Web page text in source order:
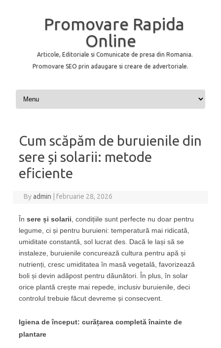
Promovare Rapida
Online
Articole, Editoriale si Comunicate de presa din Romania.
Promovare SEO prin adaugare si creare de advertoriale.
Skip to content
Cum scăpăm de buruienile din
sere și solarii: metode
eficiente
Byadmin februarie 28, 2026
În sere și solarii , condițiile sunt perfecte nu doar pentru
legume, ci și pentru buruieni: temperatură mai ridicată,
umiditate constantă, sol lucrat des. Dacă le lași să se
instaleze, buruienile concurează cultura pentru apă și
nutrienți, cresc umiditatea în masă vegetală, favorizează
boli și devin adăpost pentru dăunători. În plus, în solar
orice plantă crește mai repede, inclusiv buruienile, deci
controlul trebuie făcut devreme și consecvent.
Igiena de început: curățarea completă înainte de
plantare